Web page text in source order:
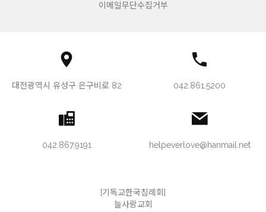
이메일무단수집거부
대전광역시 유성구 은구비로 82 042.861.5200
042.867.9191 helpeverlove@hanmail.net
[기독교한국침례회]
늘사랑교회